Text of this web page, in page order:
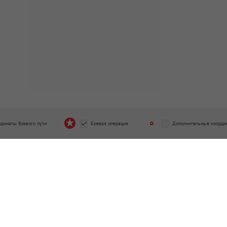
боевого пути Боевая операция Дополнительные